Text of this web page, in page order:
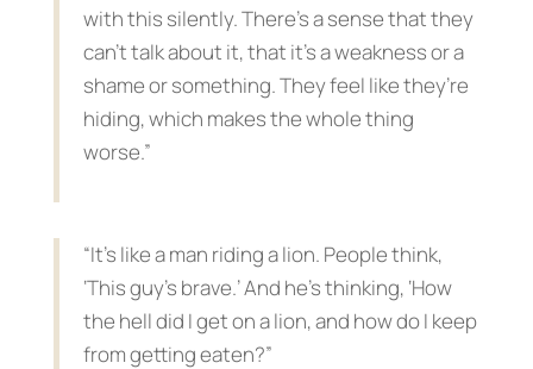
with this silently. There’s a sense that they
can’t talk about it, that it’s a weakness or a
shame or something. They feel like they’re
hiding, which makes the whole thing
worse.”
“It’s like a man riding a lion. People think,
‘This guy’s brave.’ And he’s thinking, ‘How
the hell did I get on a lion, and how do I keep
from getting eaten?”